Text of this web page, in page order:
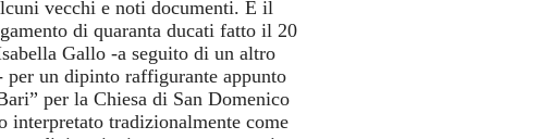
vecchi e noti documenti. È il
di quaranta ducati fatto il 20
Gallo -a seguito di un altro
un dipinto raffigurante appunto
per la Chiesa di San Domenico
interpretato tradizionalmente come